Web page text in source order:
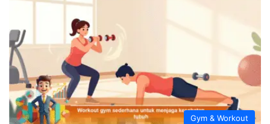
Gym & Workout